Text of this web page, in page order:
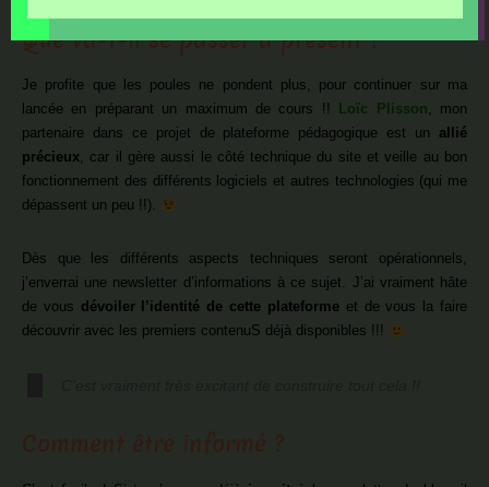
Que va-t-il se passer à présent ?
Je profite que les poules ne pondent plus, pour continuer sur ma
lancée en préparant un maximum de cours !!
Loïc Plisson, mon
partenaire dans ce projet de plateforme pédagogique est un allié
précieux, car il gère aussi le côté technique du site et veille au bon
fonctionnement des différents logiciels et autres technologies (qui me
dépassent un peu !!).
Dès que les différents aspects techniques seront opérationnels,
j’enverrai une newsletter d’informations à ce sujet. J’ai vraiment hâte
de vous dévoiler l’identité de cette plateformeet de vous la faire
découvrir avec les premiers contenuS déjà disponibles !!!